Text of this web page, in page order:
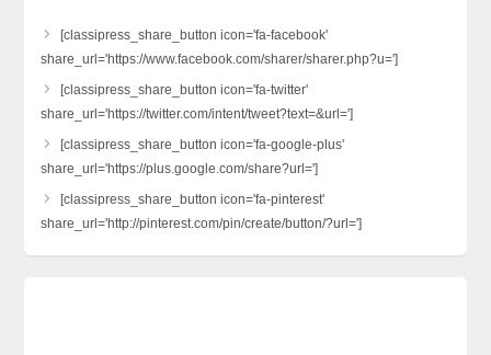
[classipress_share_button icon='fa-facebook'
share_url='https://www.facebook.com/sharer/sharer.php?u=']
[classipress_share_button icon='fa-twitter'
share_url='https://twitter.com/intent/tweet?text=&url=']
[classipress_share_button icon='fa-google-plus'
share_url='https://plus.google.com/share?url=']
[classipress_share_button icon='fa-pinterest'
share_url='http://pinterest.com/pin/create/button/?url=']